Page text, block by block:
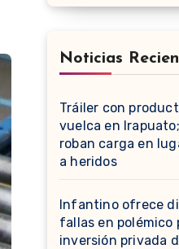
Noticias
Tráiler con
vuelca en
roban carga en
a heridos
Infantino ofrece
fallas en polémico
inversión privada